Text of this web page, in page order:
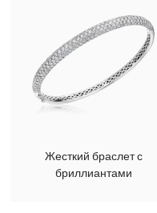
Жесткий браслет с
бриллиантами